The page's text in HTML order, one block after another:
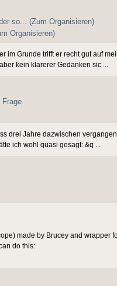
so... (Zum Organisieren)
Organisieren)
im Grunde trifft er recht gut auf
kein klarerer Gedanken sic ...
Frage
drei Jahre dazwischen
ich wohl quasi gesagt: &q ...
made by Brucey and wrapper
do this: